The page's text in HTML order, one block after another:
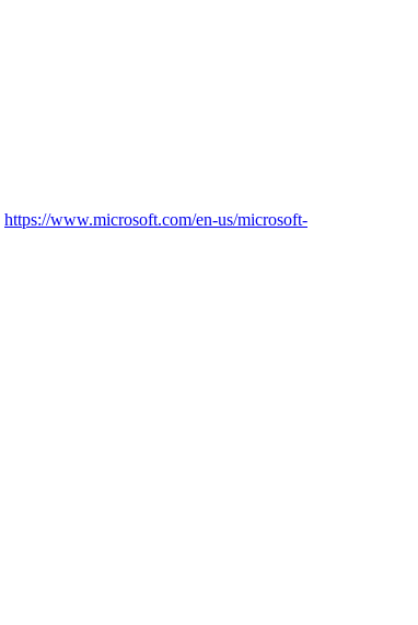
https://www.microsoft.com/en-us/microsoft-